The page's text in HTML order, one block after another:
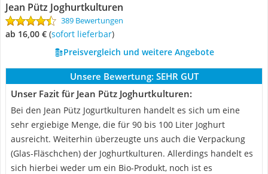
Jean Pütz Joghurtkulturen
389 Bewertungen
ab 16,00 € ( Sofort lieferbar)
Preisvergleich und weitere Angebote
Unsere Bewertung: SEHR GUT
Unser Fazit für Jean Pütz Joghurtkulturen:
Bei den Jean Pütz Jogurtkulturen handelt es sich um eine
sehr ergiebige Menge, die für 90 bis 100 Liter Joghurt
ausreicht. Weiterhin überzeugte uns auch die Verpackung
(Glas-Fläschchen) der Joghurtkulturen. Allerdings handelt es
sich hierbei weder um ein Bio-Produkt, noch ist es